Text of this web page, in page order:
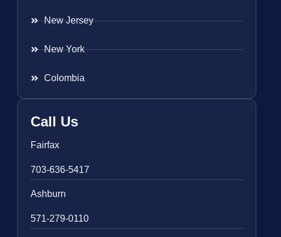
New Jersey
New York
Colombia
Call Us
Fairfax
703-636-5417
Ashburn
571-279-0110